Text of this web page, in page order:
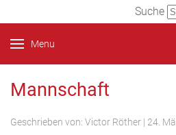
Suche
Menu
Mannschaft
Geschrieben von: Victor Röther | 24.